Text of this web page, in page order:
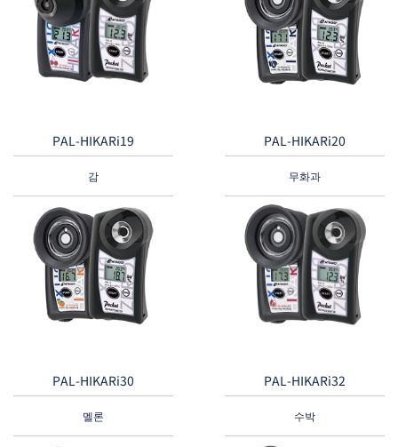
PAL-HIKARi19
감
PAL-HIKARi20
무화과
PAL-HIKARi30
멜론
PAL-HIKARi32
수박